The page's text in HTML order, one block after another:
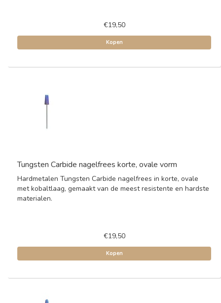
€19,50
Kopen
Tungsten Carbide nagelfrees korte, ovale vorm
Hardmetalen Tungsten Carbide nagelfrees in korte, ovale
met kobaltlaag, gemaakt van de meest resistente en hardste
materialen.
€19,50
Kopen